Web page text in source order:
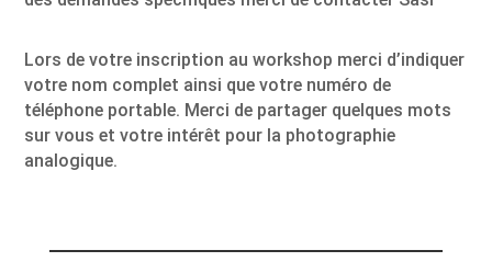
Lors de votre inscription au workshop merci d’indiquer
votre nom complet ainsi que votre numéro de
téléphone portable. Merci de partager quelques mots
sur vous et votre intérêt pour la photographie
analogique.